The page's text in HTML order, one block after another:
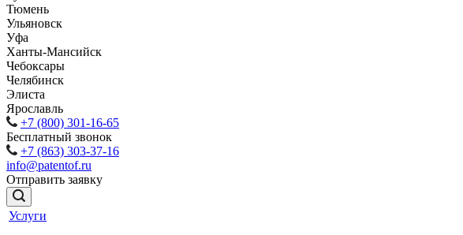
Тюмень
Ульяновск
Уфа
Ханты-Мансийск
Чебоксары
Челябинск
Элиста
Ярославль
+7 (800) 301-16-65
Бесплатный звонок
+7 (863) 303-37-16
info@patentof.ru
Отправить заявку
Услуги